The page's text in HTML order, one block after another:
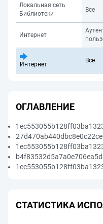
Локальная сеть
Библиотеки
Все
Интернет
Интернет
Все
ОГЛАВЛЕНИЕ
СТАТИСТИКА